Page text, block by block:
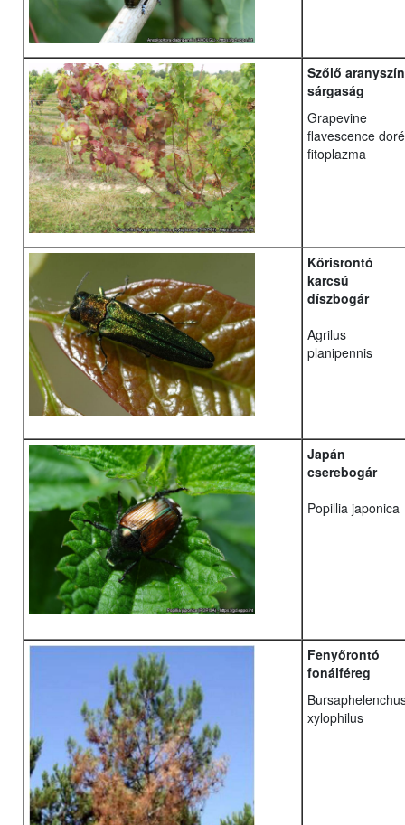
Szőlő
sárgaság
Grapevine
flavescence
fitoplazma
Kőrisrontó
karcsú
díszbogár
Agrilus
planipennis
Japán
cserebogár
Popillia japonica
Fenyőrontó
fonálféreg
xylophilus